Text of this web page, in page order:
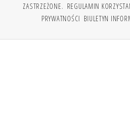
ZASTRZEŻONE. REGULAMIN
PRYWATNOŚCI BIULETYN